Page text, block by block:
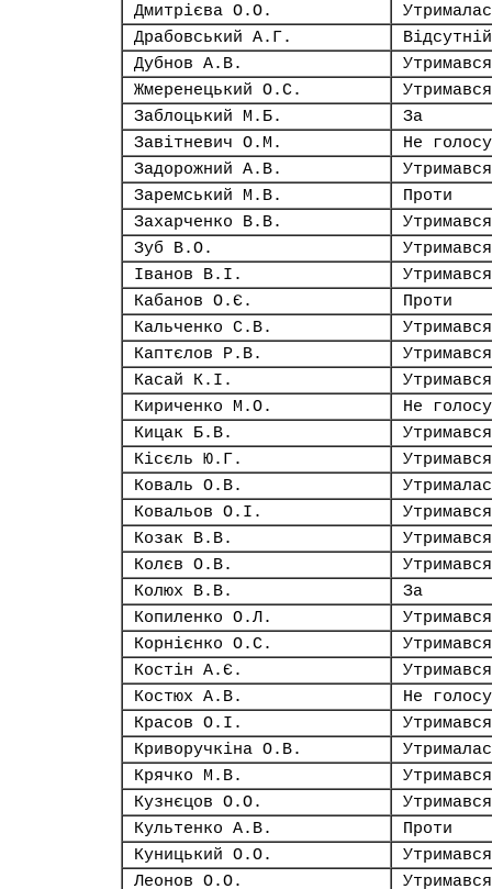
Дмитрієва О.О.
Драбовський А.Г.
Відсутній
Дубнов А.В.
Утримався
Жмеренецький О.С.
Утримався
Заблоцький М.Б.
За
Завітневич О.М.
Не
Задорожний А.В.
Утримався
Заремський М.В.
Проти
Захарченко В.В.
Утримався
Зуб В.О.
Утримався
Іванов В.І.
Утримався
Кабанов О.Є.
Проти
Кальченко С.В.
Утримався
Каптєлов Р.В.
Утримався
Касай К.І.
Утримався
Кириченко М.О.
Не
Кицак Б.В.
Утримався
Кісєль Ю.Г.
Утримався
Коваль О.В.
Ковальов О.І.
Утримався
Козак В.В.
Утримався
Колєв О.В.
Утримався
Колюх В.В.
За
Копиленко О.Л.
Утримався
Корнієнко О.С.
Утримався
Костін А.Є.
Утримався
Костюх А.В.
Не
Красов О.І.
Утримався
Криворучкіна О.В.
Крячко М.В.
Утримався
Кузнєцов О.О.
Утримався
Культенко А.В.
Проти
Куницький О.О.
Утримався
Леонов О.О.
Утримався